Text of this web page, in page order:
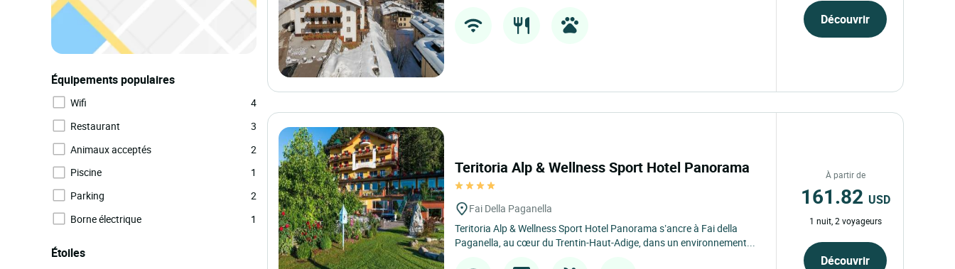
Équipements populaires
Wifi
4
Restaurant
3
Animaux acceptés
2
Piscine
1
Parking
2
Borne électrique
1
Étoiles
Découvrir
Teritoria Alp & Wellness Sport Hotel Panorama
Fai Della Paganella
Teritoria Alp & Wellness Sport Hotel Panorama s’ancre à Fai della
Paganella, au cœur du Trentin-Haut-Adige, dans un environnement...
À partir de
161.82 USD
1 nuit, 2 voyageurs
Découvrir